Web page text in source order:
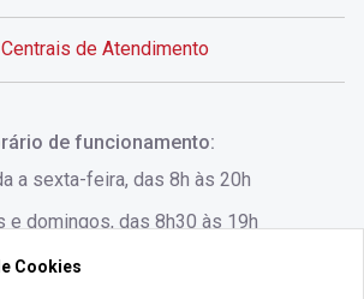
de Atendimento
1080 - Trindade, Florianópolis -
de funcionamento:
a sexta-feira, das 8h às 20h
e domingos, das 8h30 às 19h
Cookies